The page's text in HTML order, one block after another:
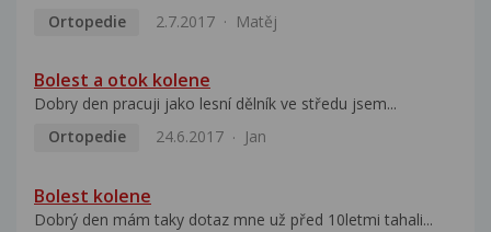
Ortopedie
2.7.2017 Matěj
Bolest a otok kolene
Dobry den pracuji jako lesní dělník ve středu jsem...
Ortopedie
24.6.2017 Jan
Bolest kolene
Dobrý den mám taky dotaz mne už před 10letmi tahali...